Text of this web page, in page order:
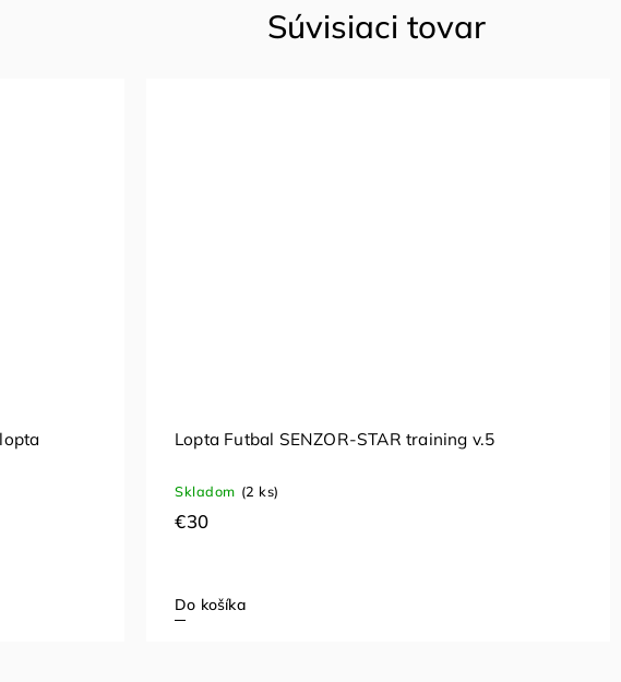
Súvisiaci tovar
Lopta Futbal SENZOR-STAR training v.5
Skladom (2 ks)
€30
Do košíka